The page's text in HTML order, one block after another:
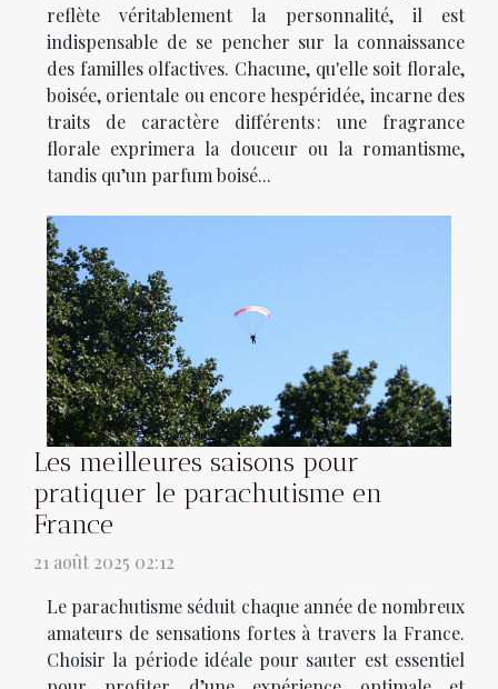
reflète véritablement la personnalité, il est
indispensable de se pencher sur la connaissance
des familles olfactives. Chacune, qu'elle soit florale,
boisée, orientale ou encore hespéridée, incarne des
traits de caractère différents : une fragrance
florale exprimera la douceur ou la romantisme,
tandis qu’un parfum boisé...
Les meilleures saisons pour
pratiquer le parachutisme en
France
21 août 2025 02:12
Le parachutisme séduit chaque année de nombreux
amateurs de sensations fortes à travers la France.
Choisir la période idéale pour sauter est essentiel